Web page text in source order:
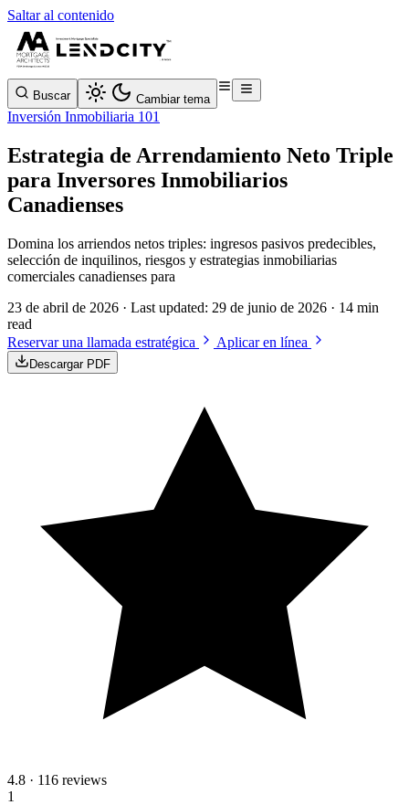
Saltar al contenido
Buscar Cambiar tema
Inversión Inmobiliaria 101
Estrategia de Arrendamiento Neto Triple
para Inversores Inmobiliarios
Canadienses
Domina los arriendos netos triples: ingresos pasivos predecibles,
selección de inquilinos, riesgos y estrategias inmobiliarias
comerciales canadienses para
23 de abril de 2026 · Last updated: 29 de junio de 2026 · 14 min
read
Reservar una llamada estratégica
Aplicar en línea
Descargar PDF
4.8 · 116 reviews
1